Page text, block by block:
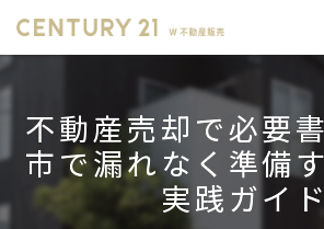
不動産売却で必要
市で漏れなく準備
実践ガイド